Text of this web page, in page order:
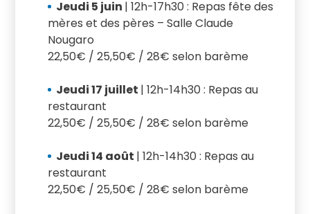
Jeudi 5 juin | 12h-17h30 : Repas fête des
mères et des pères – Salle Claude
Nougaro
22,50€ / 25,50€ / 28€ selon barème
Jeudi 17 juillet | 12h-14h30 : Repas au
restaurant
22,50€ / 25,50€ / 28€ selon barème
Jeudi 14 août | 12h-14h30 : Repas au
restaurant
22,50€ / 25,50€ / 28€ selon barème